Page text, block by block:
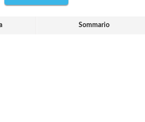
Sommario